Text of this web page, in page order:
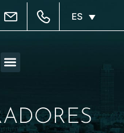
ES